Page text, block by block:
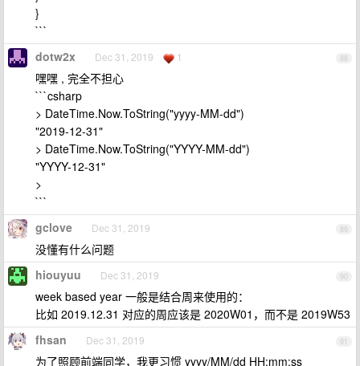
}
```
88
dotw2x Dec 31, 2019 1
嘿嘿 , 完全不担心
```csharp
> DateTime.Now.ToString("yyyy-MM-dd")
"2019-12-31"
> DateTime.Now.ToString("YYYY-MM-dd")
"YYYY-12-31"
>
```
89
gclove Dec 31, 2019
没懂有什么问题
90
hiouyuu Dec 31, 2019
week based year 一般是结合周来使用的：
比如 2019.12.31 对应的周应该是 2020W01，而不是 2019W53
91
fhsan Dec 31, 2019
为了照顾前端同学，我更习惯 yyyy/MM/dd HH:mm:ss